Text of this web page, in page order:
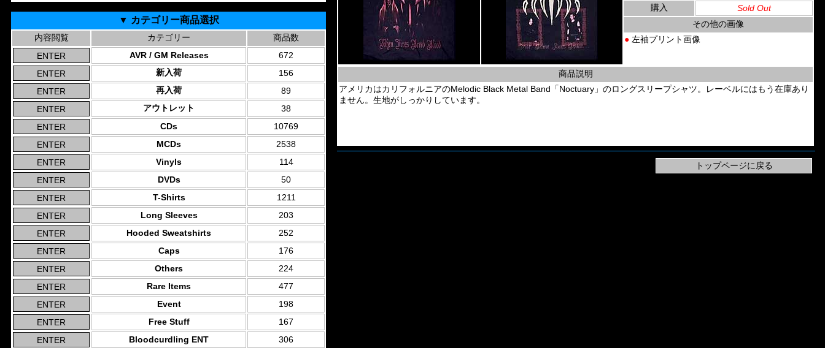
▼ カテゴリー商品選択
内容閲覧 カテゴリー
商品数
AVR / GM Releases
672
新入荷
156
再入荷
89
アウトレット
38
CDs
10769
MCDs
2538
Vinyls
114
DVDs
50
T-Shirts
1211
Long Sleeves
203
Hooded Sweatshirts
252
Caps
176
Others
224
Rare Items
477
Event
198
Free Stuff
167
Bloodcurdling ENT
306
購入
Sold Out
その他の画像
● 左袖プリント画像
商品説明
アメリカはカリフォルニアのMelodic Black Metal Band「Noctuary」のロングスリープシャツ。レーベルにはもう在庫あり
ません。生地がしっかりしています。